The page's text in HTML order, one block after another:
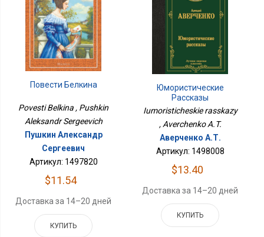
Повести Белкина
Povesti Belkina , Pushkin
Aleksandr Sergeevich
Пушкин Александр
Сергеевич
Артикул: 1497820
$11.54
Доставка за 14–20 дней
КУПИТЬ
Юмористические
Рассказы
Iumoristicheskie rasskazy
, Averchenko A.T.
Аверченко А.Т.
Артикул: 1498008
$13.40
Доставка за 14–20 дней
КУПИТЬ